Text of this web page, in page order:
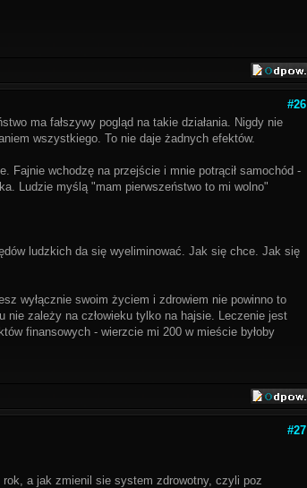
#26
ma fałszywy pogląd na takie działania. Nigdy nie
wszystkiego. To nie daje żadnych efektów.
Fajnie wchodzę na przejście i mnie potrącił samochód -
Ludzie myślą "mam pierwszeństwo to mi wolno"
ludzkich da się wyeliminować. Jak się chce. Jak się
wyłącznie swoim życiem i zdrowiem nie powinno to
zależy na człowieku tylko na hajsie. Leczenie jest
finansowych - wierzcie mi 200 w mieście byłoby
#27
a jak zmienil sie system zdrowotny, czyli poz